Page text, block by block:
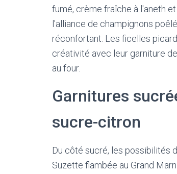
fumé, crème fraîche à l'aneth
l'alliance de champignons
réconfortant. Les ficelles
créativité avec leur garniture
au four.
Garnitures
sucre-citron
Du côté sucré, les possibilités
Suzette flambée au Grand